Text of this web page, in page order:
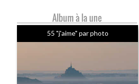
Album à la une
55 "j'aime" par photo